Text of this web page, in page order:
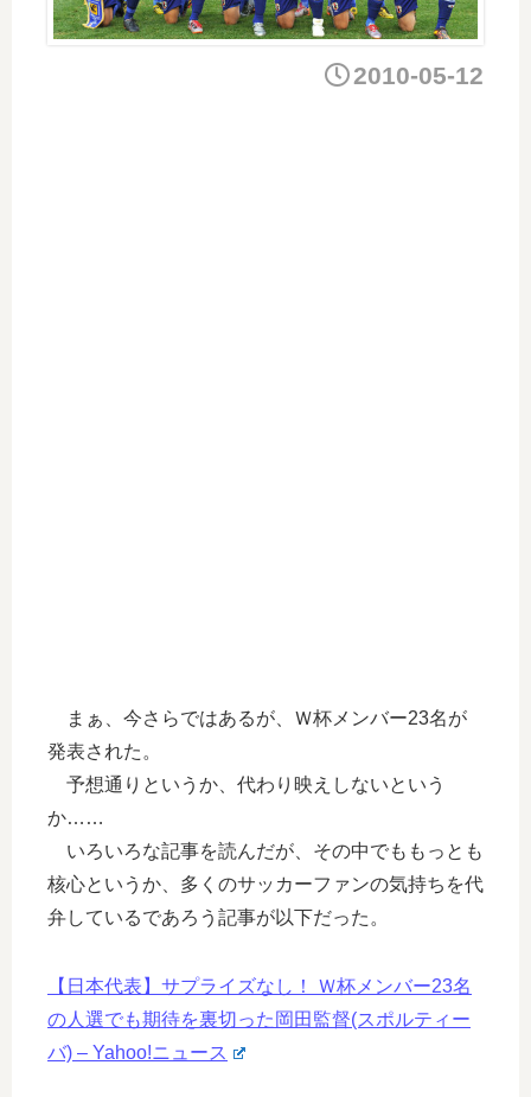
2010-05-12
まぁ、今さらではあるが、Ｗ杯メンバー23名が
発表された。
予想通りというか、代わり映えしないという
か……
いろいろな記事を読んだが、その中でももっとも
核心というか、多くのサッカーファンの気持ちを代
弁しているであろう記事が以下だった。
【日本代表】サプライズなし！ Ｗ杯メンバー23名
の人選でも期待を裏切った岡田監督(スポルティー
バ) – Yahoo!ニュース